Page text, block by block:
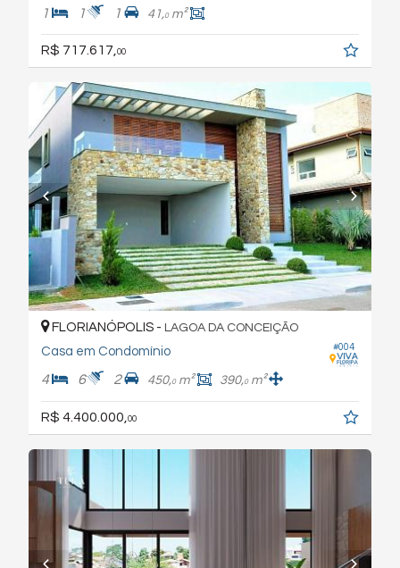
1 1 1 41,0m²
R$ 717.617, 00
#004
FLORIANÓPOLIS - LAGOA DA CONCEIÇÃO
Casa em Condomínio
4 6 2 450,0m² 390,0m²
R$ 4.400.000,00